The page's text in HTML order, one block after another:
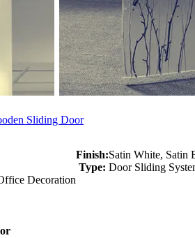
Sliding Door
Finish:Satin White, Satin
Type: Door Sliding
Decoration